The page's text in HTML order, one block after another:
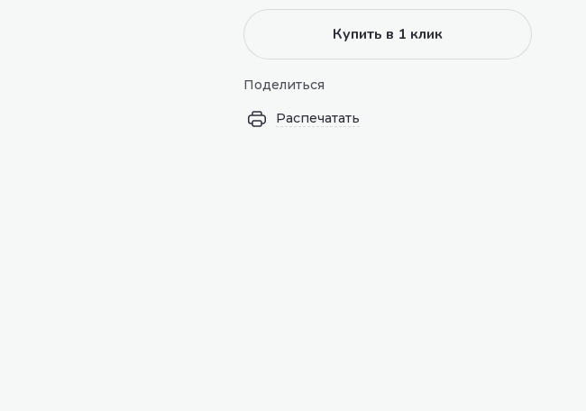
Купить в 1 клик
Поделиться
Распечатать